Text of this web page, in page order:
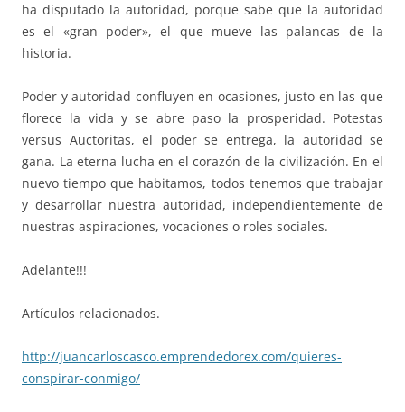
ha disputado la autoridad, porque sabe que la autoridad
es el «gran poder», el que mueve las palancas de la
historia.
Poder y autoridad confluyen en ocasiones, justo en las que
florece la vida y se abre paso la prosperidad. Potestas
versus Auctoritas, el poder se entrega, la autoridad se
gana. La eterna lucha en el corazón de la civilización. En el
nuevo tiempo que habitamos, todos tenemos que trabajar
y desarrollar nuestra autoridad, independientemente de
nuestras aspiraciones, vocaciones o roles sociales.
Adelante!!!
Artículos relacionados.
http://juancarloscasco.emprendedorex.com/quieres-
conspirar-conmigo/